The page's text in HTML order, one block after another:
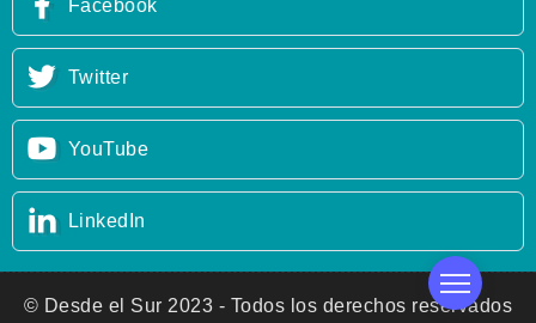
Facebook
Twitter
YouTube
LinkedIn
© Desde el Sur 2023 - Todos los derechos reservados